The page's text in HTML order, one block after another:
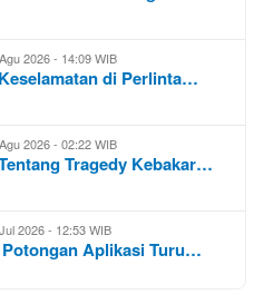
2026 - 14:09 WIB
di Perlinta…
2026 - 02:22 WIB
Tragedy Kebakar…
2026 - 12:53 WIB
Aplikasi Turu…